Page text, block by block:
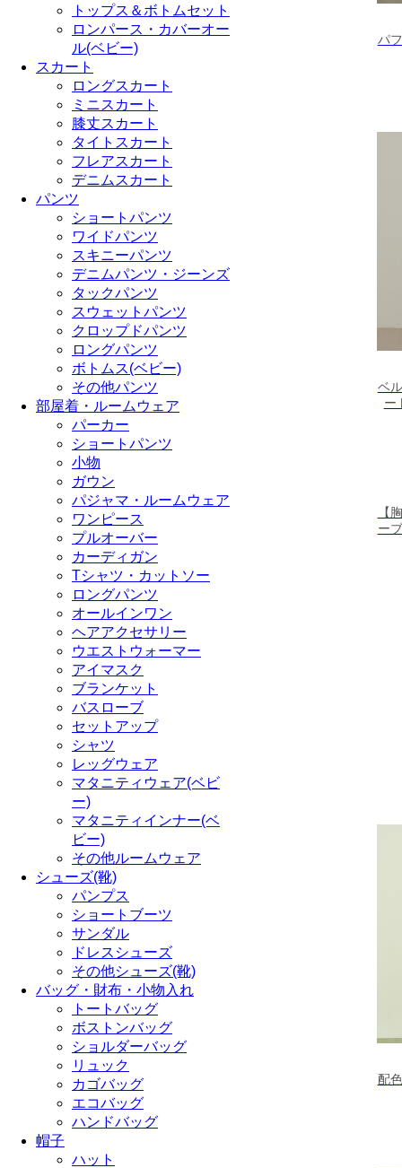
トップス＆ボトムセット
ロンパース・カバーオー
ル(ベビー)
スカート
ロングスカート
ミニスカート
膝丈スカート
タイトスカート
フレアスカート
デニムスカート
パンツ
ショートパンツ
ワイドパンツ
スキニーパンツ
デニムパンツ・ジーンズ
タックパンツ
スウェットパンツ
クロップドパンツ
ロングパンツ
ボトムス(ベビー)
その他パンツ
部屋着・ルームウェア
パーカー
ショートパンツ
小物
ガウン
パジャマ・ルームウェア
ワンピース
プルオーバー
カーディガン
Tシャツ・カットソー
ロングパンツ
オールインワン
ヘアアクセサリー
ウエストウォーマー
アイマスク
ブランケット
バスローブ
セットアップ
シャツ
レッグウェア
マタニティウェア(ベビ
ー)
マタニティインナー(ベ
ビー)
その他ルームウェア
シューズ(靴)
パンプス
ショートブーツ
サンダル
ドレスシューズ
その他シューズ(靴)
バッグ・財布・小物入れ
トートバッグ
ボストンバッグ
ショルダーバッグ
リュック
カゴバッグ
エコバッグ
ハンドバッグ
帽子
ハット
パ
ベ
ー
【
ー
配